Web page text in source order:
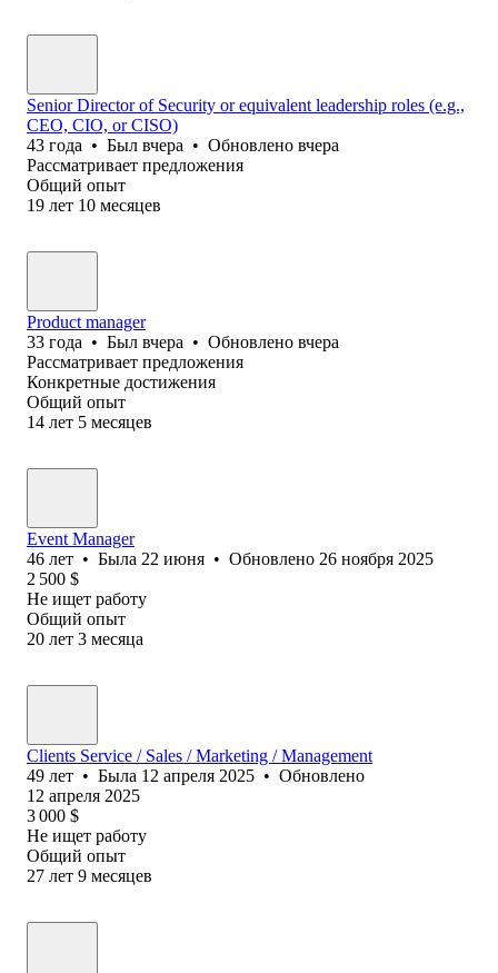
Senior Director of Security or equivalent leadership roles (e.g.,
CEO, CIO, or CISO)
43 года • Был вчера • Обновлено вчера
Рассматривает предложения
Общий опыт
19 лет 10 месяцев
Product manager
33 года • Был вчера • Обновлено вчера
Рассматривает предложения
Конкретные достижения
Общий опыт
14 лет 5 месяцев
Event Manager
46 лет • Была 22 июня • Обновлено 26 ноября 2025
2 500 $
Не ищет работу
Общий опыт
20 лет 3 месяца
Clients Service / Sales / Marketing / Management
49 лет • Была 12 апреля 2025 • Обновлено
12 апреля 2025
3 000 $
Не ищет работу
Общий опыт
27 лет 9 месяцев